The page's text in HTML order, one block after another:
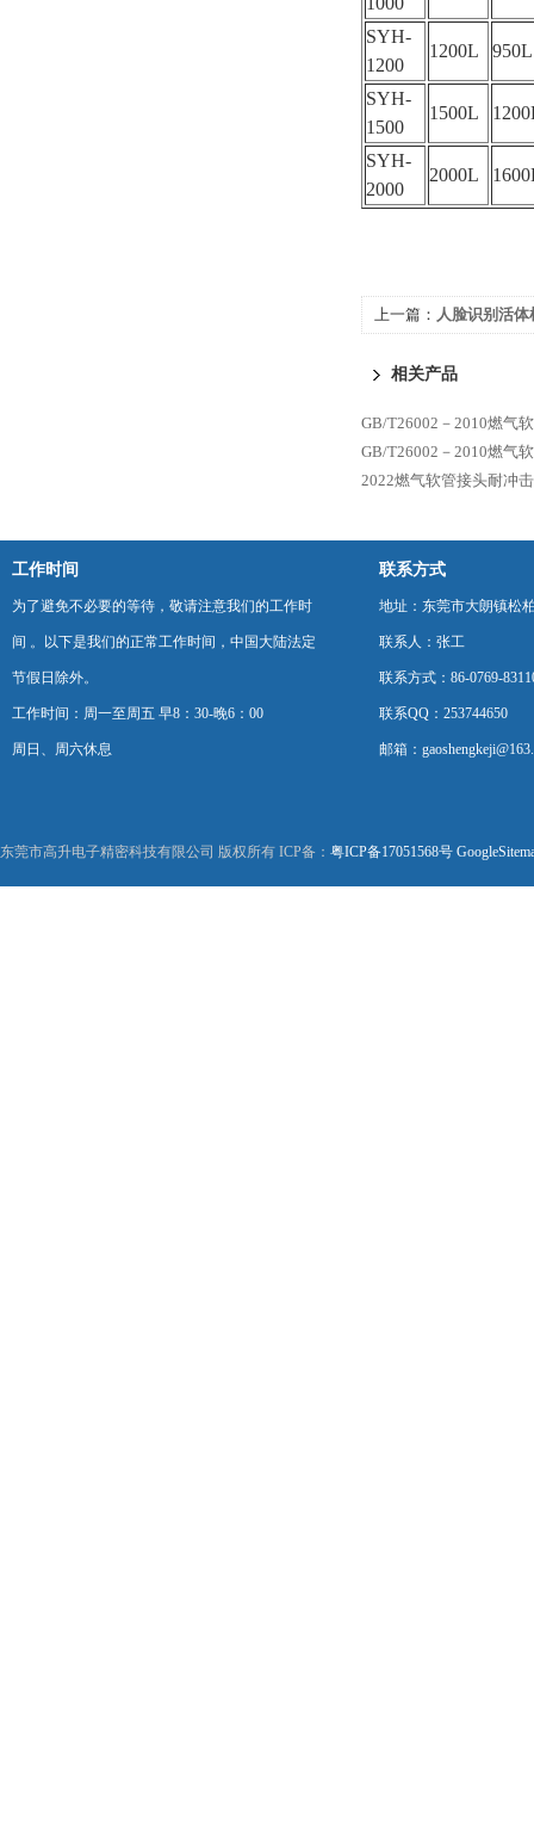
SYH-
1200
1200L 950L
SYH-
1500
1500L
SYH-
2000
2000L
上一篇： 人脸识别活
相关产品
GB/T26002－2010燃气
GB/T26002－2010燃气
2022燃气软管接头耐冲
工作时间
为了避免不必要的等待，敬请注意我们的工作时
间 。以下是我们的正常工作时间，中国大陆法定
节假日除外。
工作时间：周一至周五 早8：30-晚6：00
周日、周六休息
联系方式
地址：东莞市大朗镇松
联系人：张工
联系方式：86-0769-
联系QQ：253744650
邮箱：
东莞市高升电子精密科技有限公司 版权所有 ICP备： 粤ICP备17051568号